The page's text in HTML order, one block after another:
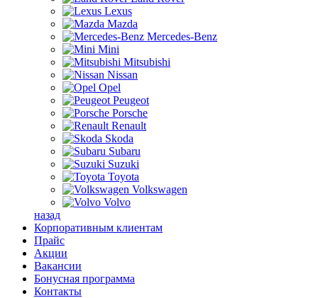
Lexus
Mazda
Mercedes-Benz
Mini
Mitsubishi
Nissan
Opel
Peugeot
Porsche
Renault
Skoda
Subaru
Suzuki
Toyota
Volkswagen
Volvo
назад
Корпоративным клиентам
Прайс
Акции
Вакансии
Бонусная программа
Контакты